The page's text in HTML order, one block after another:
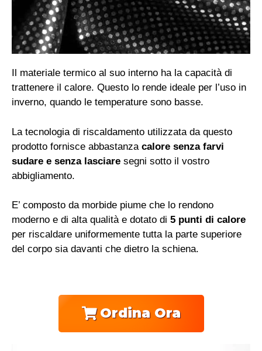
Il materiale termico al suo interno ha la capacità di
trattenere il calore. Questo lo rende ideale per l’uso in
inverno, quando le temperature sono basse.
La tecnologia di riscaldamento utilizzata da questo
prodotto fornisce abbastanza calore senza farvi
sudare e senza lasciare segni sotto il vostro
abbigliamento.
E’ composto da morbide piume che lo rendono
moderno e di alta qualità e dotato di 5 punti di calore
per riscaldare uniformemente tutta la parte superiore
del corpo sia davanti che dietro la schiena.
Ordina Ora